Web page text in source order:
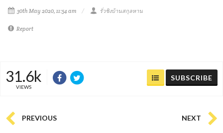
30th May 2020, 11:54 am รั่วชิงบ้านสกุลหาน
Report
31.6k
VIEWS
SUBSCRIBE
PREVIOUS NEXT